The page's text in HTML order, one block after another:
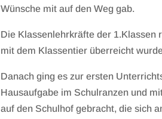
Wünsche mit auf den Weg gab.
Die Klassenlehrkräfte der 1.Klassen
mit dem Klassentier überreicht
Danach ging es zur ersten
Hausaufgabe im Schulranzen und
auf den Schulhof gebracht, die sich